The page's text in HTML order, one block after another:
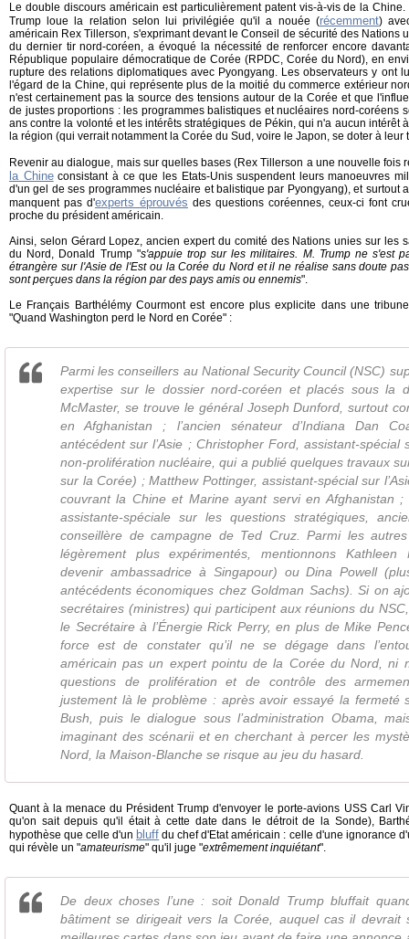
Le double discours américain est particulièrement patent vis-à-vis de la
Trump loue la relation selon lui privilégiée qu'il a nouée (récemment)
américain Rex Tillerson, s'exprimant devant le Conseil de sécurité des Nations
du dernier tir nord-coréen, a évoqué la nécessité de renforcer encore
République populaire démocratique de Corée (RPDC, Corée du Nord), en
rupture des relations diplomatiques avec Pyongyang. Les observateurs y ont
l'égard de la Chine, qui représente plus de la moitié du commerce extérieur
n'est certainement pas la source des tensions autour de la Corée et que
de justes proportions : les programmes balistiques et nucléaires nord-coréens
ans contre la volonté et les intérêts stratégiques de Pékin, qui n'a aucun intérêt
la région (qui verrait notamment la Corée du Sud, voire le Japon, se doter à leur
Revenir au dialogue, mais sur quelles bases (Rex Tillerson a une nouvelle fois
la Chineconsistant à ce que les Etats-Unis suspendent leurs manoeuvres
d'un gel de ses programmes nucléaire et balistique par Pyongyang), et surtout
manquent pas d'experts éprouvés des questions coréennes, ceux-ci font
proche du président américain.
Ainsi, selon Gérard Lopez, ancien expert du comité des Nations unies sur les
du Nord, Donald Trump "s'appuie trop sur les militaires. M. Trump ne s'est
étrangère sur l'Asie de l'Est ou la Corée du Nord et il ne réalise sans doute
sont perçues dans la région par des pays amis ou ennemis".
Le Français Barthélémy Courmont est encore plus explicite dans une
"Quand Washington perd le Nord en Corée" :
Parmi les conseillers au National Security Council (NSC)
expertise sur le dossier nord-coréen et placés sous la
McMaster, se trouve le général Joseph Dunford, surtout
en Afghanistan ; l’ancien sénateur d’Indiana Dan
antécédent sur l’Asie ; Christopher Ford, assistant-spécial
non-prolifération nucléaire, qui a publié quelques travaux
sur la Corée) ; Matthew Pottinger, assistant-spécial sur
couvrant la Chine et Marine ayant servi en Afghanistan ;
assistante-spéciale sur les questions stratégiques,
conseillère de campagne de Ted Cruz. Parmi les
légèrement plus expérimentés, mentionnons
devenir ambassadrice à Singapour) ou Dina Powell
antécédents économiques chez Goldman Sachs). Si on
secrétaires (ministres) qui participent aux réunions du
le Secrétaire à l’Énergie Rick Perry, en plus de Mike
force est de constater qu’il ne se dégage dans
américain pas un expert pointu de la Corée du Nord, ni
questions de prolifération et de contrôle des
justement là le problème : après avoir essayé la fermeté
Bush, puis le dialogue sous l’administration Obama,
imaginant des scénarii et en cherchant à percer les
Nord, la Maison-Blanche se risque au jeu du hasard.
Quant à la menace du Président Trump d'envoyer le porte-avions USS Carl
qu'on sait depuis qu'il était à cette date dans le détroit de la Sonde),
hypothèse que celle d'un bluff du chef d'Etat américain : celle d'une ignorance
qui révèle un "amateurisme" qu'il juge "extrêmement inquiétant".
De deux choses l’une : soit Donald Trump bluffait
bâtiment se dirigeait vers la Corée, auquel cas il devrait